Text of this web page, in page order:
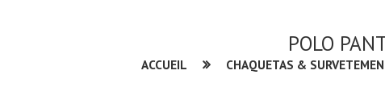
POLO
ACCUEIL CHAQUETAS &